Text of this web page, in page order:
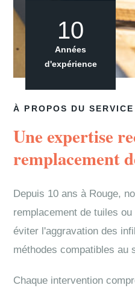
À PROPOS DU SERVICE
Une expertise
remplacement
Depuis 10 ans à Rouge,
remplacement de tuiles
éviter l'aggravation des
méthodes compatibles au
Chaque intervention
10
Années
d'expérience